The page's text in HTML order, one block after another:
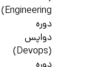
Engineering)
دوره
دواپس
(Devops)